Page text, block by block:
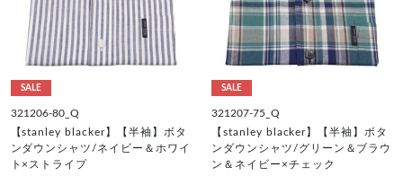
SALE
321206-80_Q
【stanley blacker】【半袖】ボタ
ンダウンシャツ/ネイビー＆ホワイ
ト×ストライプ
SALE
321207-75_Q
【stanley blacker】【半袖】ボタ
ンダウンシャツ/グリーン＆ブラウ
ン＆ネイビー×チェック